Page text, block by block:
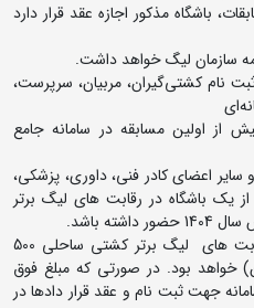
باشگاه مذکور اجازه عقد قرار دارد
سازمان لیگ خواهد داشت.
نام کشتی‌گیران، مربیان، سرپرست،
اجرایی را تا 10 روز پیش از اولین مسابقه در سامانه جامع
اعضای کادر فنی، داوری، پزشکی،
یک باشگاه در رقابت های لیگ برتر
باشد.
12- مبلغ ورودیه هر باشگاه در رقابت های لیگ برتر کشتی ساحلی 500
50 میلیون تومان) خواهد بود. در صورتی که مبلغ فوق
جهت ثبت نام و عقد قرار دادها در